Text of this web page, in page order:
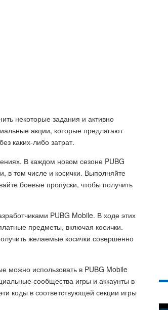
некоторые задания и активно
акции, которые предлагают
каких-либо затрат.
В каждом новом сезоне PUBG
в том числе и косички. Выполняйте
боевые пропуски, чтобы получить
PUBG Mobile. В ходе этих
предметы, включая косички.
желаемые косички совершенно
можно использовать в PUBG Mobile
сообщества игры и аккаунты в
коды в соответствующей секции игры